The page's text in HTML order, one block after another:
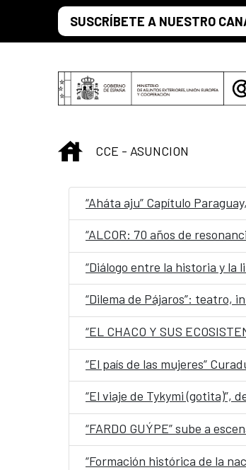
Skip to Main ContentSUSCRÍBETE A NUESTRO
INICIO
CCE - ASUNCION
“Aháta aju” Capítulo
“ALCOR: 70 años de
“Diálogo entre la historia y
“Dilema de Pájaros”: teatro,
“EL CHACO Y SUS
“El país de las mujeres”
“El viaje de Tykymi (gotita)”,
“FARDO GUÝPE” sube a
“Formación histórica de la